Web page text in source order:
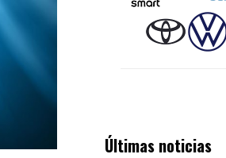
Últimas noticias